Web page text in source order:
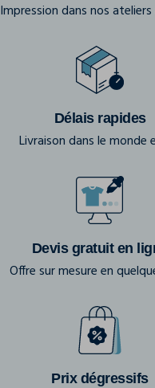
Impression dans nos
Délais rapides
Livraison dans le monde
Devis gratuit en
Offre sur mesure en
Prix dégressifs